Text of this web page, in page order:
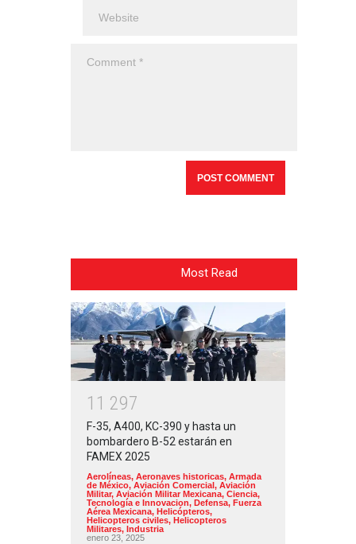
Most Read
1 1 297
F-35, A400, KC-390 y hasta un
bombardero B-52 estarán en
FAMEX 2025
Aerolíneas, Aeronaves historicas, Armada
de México, Aviación Comercial, Aviación
Militar, Aviación Militar Mexicana, Ciencia,
Tecnología e Innovacion, Defensa, Fuerza
Aérea Mexicana, Helicópteros,
Helicopteros civiles, Helicopteros
Militares, Industria
enero 23, 2025